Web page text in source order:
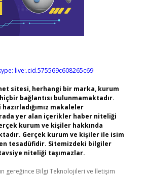
live:.cid.575569c608265c69
sitesi, herhangi bir marka, kurum
bağlantısı bulunmamaktadır.
makaleler
yer alan içerikler haber niteliği
kurum ve kişiler hakkında
Gerçek kurum ve kişiler ile isim
tesadüfidir. Sitemizdeki bilgiler
niteliği taşımazlar.
gereğince Bilgi Teknolojileri ve İletişim